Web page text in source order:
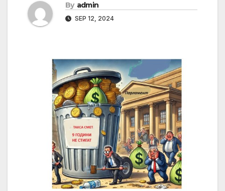
By admin
SEP 12, 2024